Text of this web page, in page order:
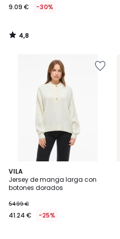
9.09 € -30%
4,8
/
VILA
Jersey de manga larga con
botones dorados
54.99 €
41.24 € -25%
4
/
5